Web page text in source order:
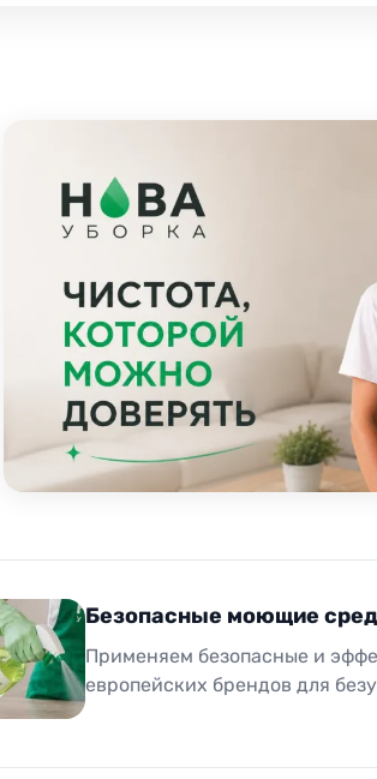
Безопасные моющие
Применяем безопасные и
европейских брендов для